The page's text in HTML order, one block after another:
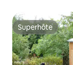
Superhôte
Superhôte